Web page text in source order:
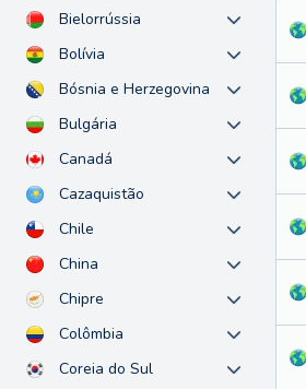
Bielorrússia
Bolívia
Bósnia e Herzegovina
Bulgária
Canadá
Cazaquistão
Chile
China
Chipre
Colômbia
Coreia do Sul